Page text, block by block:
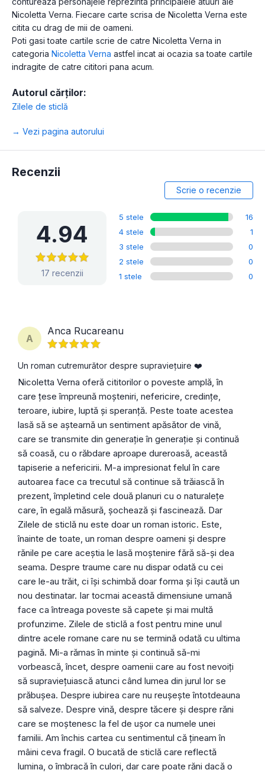
Nicoletta Verna. Fiecare carte scrisa de Nicoletta Verna este
citita cu drag de mii de oameni.
Poti gasi toate cartile scrie de catre Nicoletta Verna in
categoria Nicoletta Verna astfel incat ai ocazia sa toate cartile
indragite de catre cititori pana acum.
Autorul cărților:
Zilele de sticlă
→ Vezi pagina autorului
Recenzii
Scrie o recenzie
4.94
17 recenzii
5 stele
16
4 stele
1
3 stele
0
2 stele
0
1 stele
0
A
Anca Rucareanu
Un roman cutremurător despre supraviețuire ❤️
Nicoletta Verna oferă cititorilor o poveste amplă, în
care țese împreună moșteniri, nefericire, credințe,
teroare, iubire, luptă și speranță. Peste toate acestea
lasă să se aștearnă un sentiment apăsător de vină,
care se transmite din generație în generație și continuă
să coasă, cu o răbdare aproape dureroasă, această
tapiserie a nefericirii. M-a impresionat felul în care
autoarea face ca trecutul să continue să trăiască în
prezent, împletind cele două planuri cu o naturalețe
care, în egală măsură, șochează și fascinează. Dar
Zilele de sticlă nu este doar un roman istoric. Este,
înainte de toate, un roman despre oameni și despre
rănile pe care aceștia le lasă moștenire fără să-și dea
seama. Despre traume care nu dispar odată cu cei
care le-au trăit, ci își schimbă doar forma și își caută un
nou destinatar. Iar tocmai această dimensiune umană
face ca întreaga poveste să capete și mai multă
profunzime. Zilele de sticlă a fost pentru mine unul
dintre acele romane care nu se termină odată cu ultima
pagină. Mi-a rămas în minte și continuă să-mi
vorbească, încet, despre oamenii care au fost nevoiți
să supraviețuiască atunci când lumea din jurul lor se
prăbușea. Despre iubirea care nu reușește întotdeauna
să salveze. Despre vină, despre tăcere și despre răni
care se moștenesc la fel de ușor ca numele unei
familii. Am închis cartea cu sentimentul că țineam în
mâini ceva fragil. O bucată de sticlă care reflectă
lumina, o îmbracă în culori, dar care poate răni dacă o